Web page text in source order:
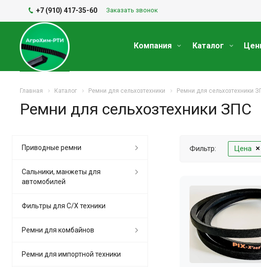
+7 (910) 417-35-60 Заказать звонок
Компания Каталог
Главная Каталог Ремни для сельхозтехники Ремни для сельхозтехники
Ремни для сельхозтехники ЗПС
Фильтр: Цена
Приводные ремни
Сальники, манжеты для
автомобилей
Фильтры для С/Х техники
Ремни для комбайнов
Ремни для импортной техники